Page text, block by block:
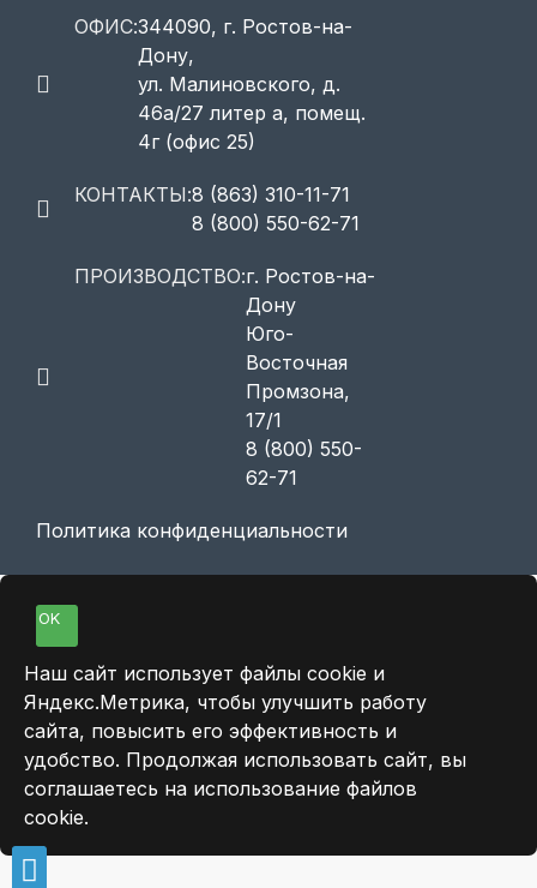
ОФИС:344090, г. Ростов-на-
Дону,
ул. Малиновского, д.
46а/27 литер а, помещ.
4г (офис 25)
КОНТАКТЫ:8 (863) 310-11-71
8 (800) 550-62-71
ПРОИЗВОДСТВО:г. Ростов-на-
Дону
Юго-
Восточная
Промзона,
17/1
8 (800) 550-
62-71
Политика конфиденциальности
OK
Наш сайт использует файлы cookie и
Яндекс.Метрика, чтобы улучшить работу
сайта, повысить его эффективность и
удобство. Продолжая использовать сайт, вы
соглашаетесь на использование файлов
cookie.